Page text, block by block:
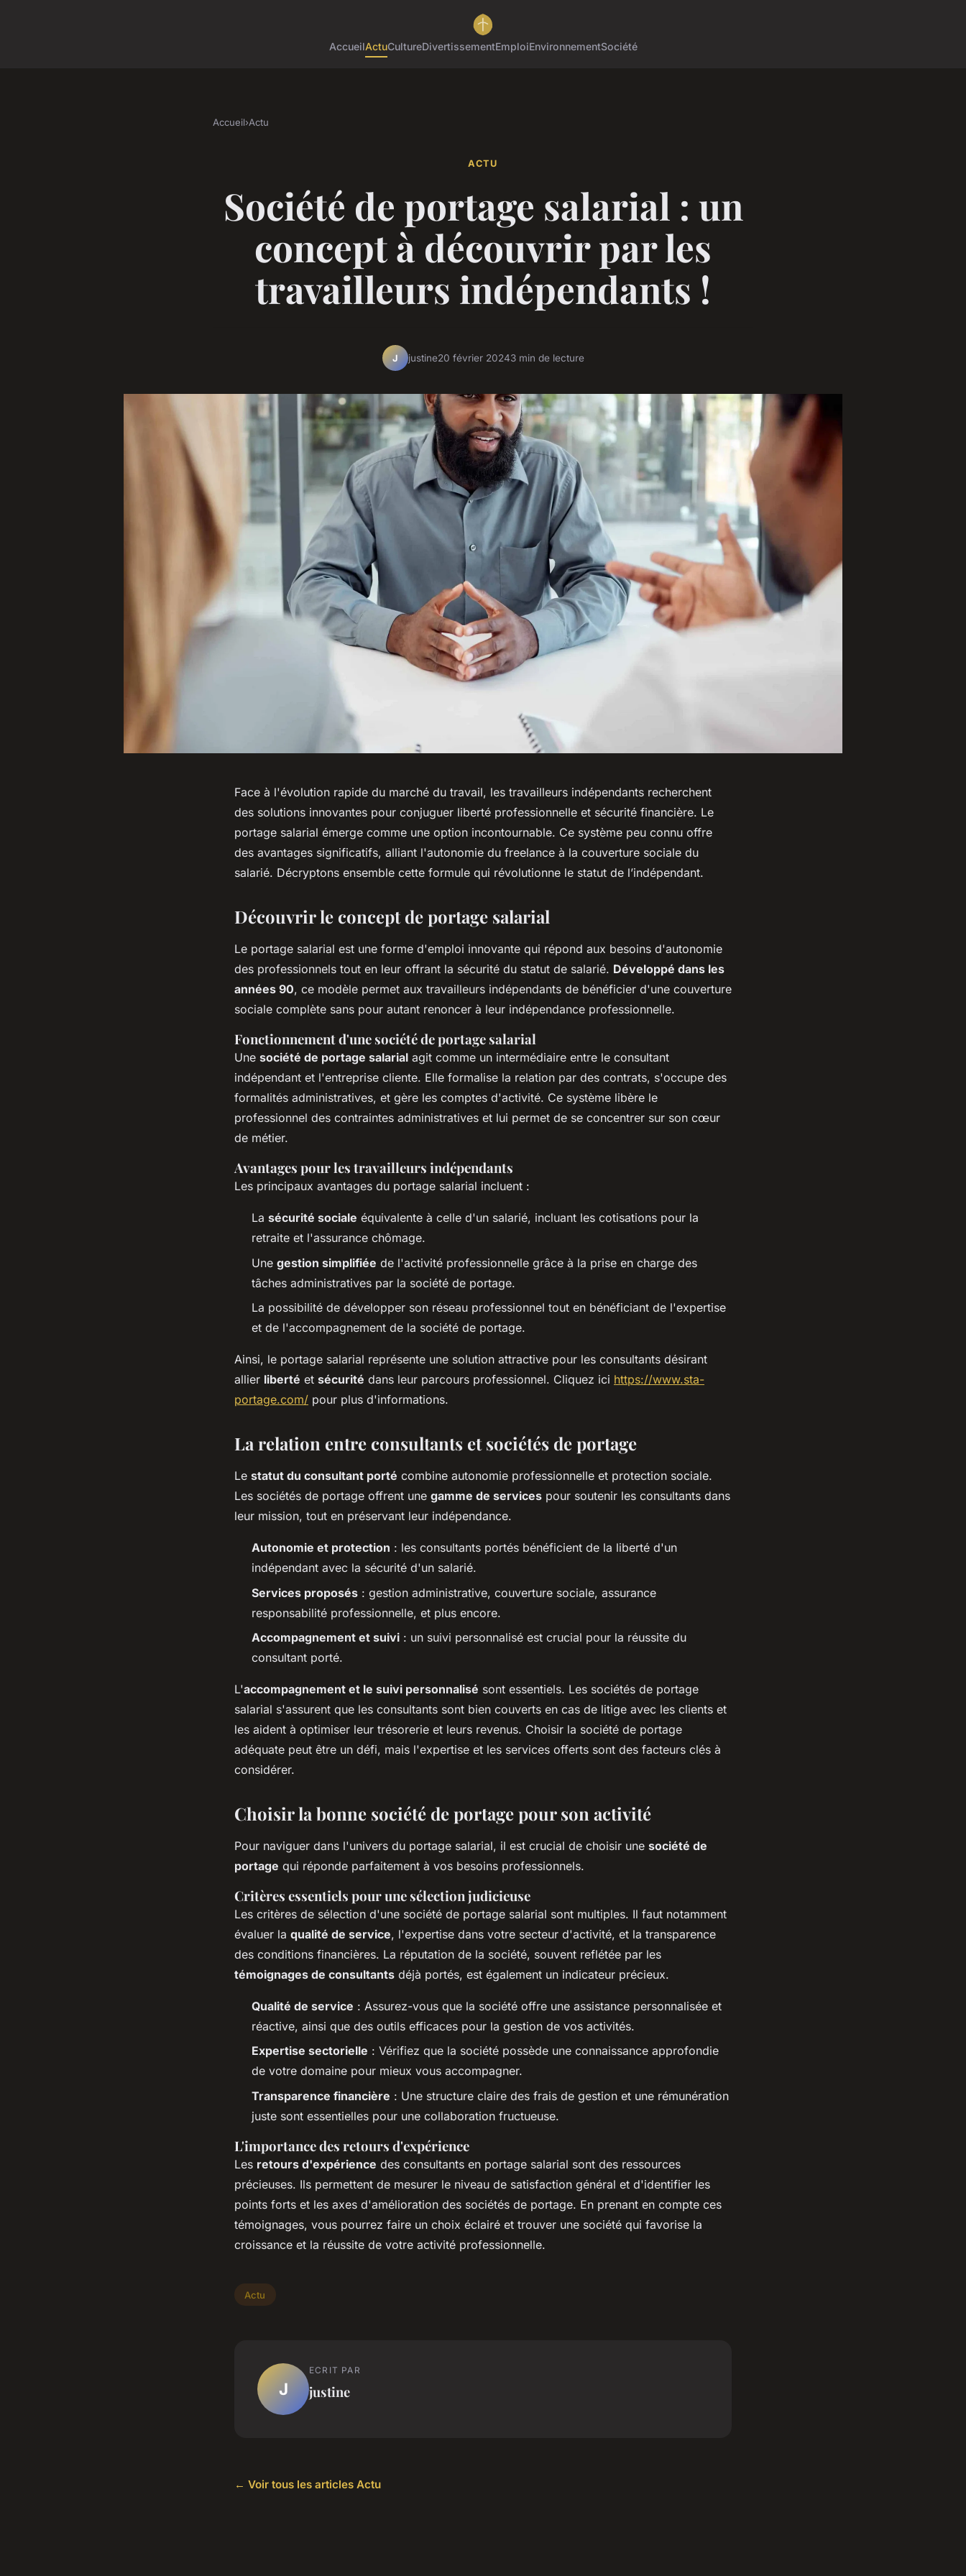
AccueilActuCultureDivertissementEmploiEnvironnementSociété
Accueil›Actu
ACTU
Société de portage salarial : un
concept à découvrir par les
travailleurs indépendants !
J justine20 février 20243 min de lecture
Face à l'évolution rapide du marché du travail, les travailleurs indépendants recherchent
des solutions innovantes pour conjuguer liberté professionnelle et sécurité financière. Le
portage salarial émerge comme une option incontournable. Ce système peu connu offre
des avantages significatifs, alliant l'autonomie du freelance à la couverture sociale du
salarié. Décryptons ensemble cette formule qui révolutionne le statut de l’indépendant.
Découvrir le concept de portage salarial
Le portage salarial est une forme d'emploi innovante qui répond aux besoins d'autonomie
des professionnels tout en leur offrant la sécurité du statut de salarié. Développé dans les
années 90, ce modèle permet aux travailleurs indépendants de bénéficier d'une couverture
sociale complète sans pour autant renoncer à leur indépendance professionnelle.
Fonctionnement d'une société de portage salarial
Une société de portage salarial agit comme un intermédiaire entre le consultant
indépendant et l'entreprise cliente. Elle formalise la relation par des contrats, s'occupe des
formalités administratives, et gère les comptes d'activité. Ce système libère le
professionnel des contraintes administratives et lui permet de se concentrer sur son cœur
de métier.
Avantages pour les travailleurs indépendants
Les principaux avantages du portage salarial incluent :
La sécurité sociale équivalente à celle d'un salarié, incluant les cotisations pour la
retraite et l'assurance chômage.
Une gestion simplifiée de l'activité professionnelle grâce à la prise en charge des
tâches administratives par la société de portage.
La possibilité de développer son réseau professionnel tout en bénéficiant de l'expertise
et de l'accompagnement de la société de portage.
Ainsi, le portage salarial représente une solution attractive pour les consultants désirant
allier liberté et sécurité dans leur parcours professionnel. Cliquez ici https://www.sta-
portage.com/ pour plus d'informations.
La relation entre consultants et sociétés de portage
Le statut du consultant porté combine autonomie professionnelle et protection sociale.
Les sociétés de portage offrent une gamme de services pour soutenir les consultants dans
leur mission, tout en préservant leur indépendance.
Autonomie et protection : les consultants portés bénéficient de la liberté d'un
indépendant avec la sécurité d'un salarié.
Services proposés : gestion administrative, couverture sociale, assurance
responsabilité professionnelle, et plus encore.
Accompagnement et suivi : un suivi personnalisé est crucial pour la réussite du
consultant porté.
L'accompagnement et le suivi personnalisé sont essentiels. Les sociétés de portage
salarial s'assurent que les consultants sont bien couverts en cas de litige avec les clients et
les aident à optimiser leur trésorerie et leurs revenus. Choisir la société de portage
adéquate peut être un défi, mais l'expertise et les services offerts sont des facteurs clés à
considérer.
Choisir la bonne société de portage pour son activité
Pour naviguer dans l'univers du portage salarial, il est crucial de choisir une société de
portage qui réponde parfaitement à vos besoins professionnels.
Critères essentiels pour une sélection judicieuse
Les critères de sélection d'une société de portage salarial sont multiples. Il faut notamment
évaluer la qualité de service, l'expertise dans votre secteur d'activité, et la transparence
des conditions financières. La réputation de la société, souvent reflétée par les
témoignages de consultants déjà portés, est également un indicateur précieux.
Qualité de service : Assurez-vous que la société offre une assistance personnalisée et
réactive, ainsi que des outils efficaces pour la gestion de vos activités.
Expertise sectorielle : Vérifiez que la société possède une connaissance approfondie
de votre domaine pour mieux vous accompagner.
Transparence financière : Une structure claire des frais de gestion et une rémunération
juste sont essentielles pour une collaboration fructueuse.
L'importance des retours d'expérience
Les retours d'expérience des consultants en portage salarial sont des ressources
précieuses. Ils permettent de mesurer le niveau de satisfaction général et d'identifier les
points forts et les axes d'amélioration des sociétés de portage. En prenant en compte ces
témoignages, vous pourrez faire un choix éclairé et trouver une société qui favorise la
croissance et la réussite de votre activité professionnelle.
Actu
J
ECRIT PAR
justine
← Voir tous les articles Actu